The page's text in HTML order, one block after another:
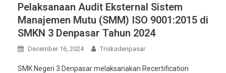
Pelaksanaan Audit Eksternal Sistem
Manajemen Mutu (SMM) ISO 9001:2015 di
SMKN 3 Denpasar Tahun 2024
December 16, 2024 Triskadenpasar
SMK Negeri 3 Denpasar melaksanakan Recertification